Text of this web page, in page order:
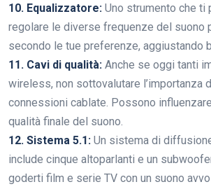
10. Equalizzatore: Uno strumento che ti
regolare le diverse frequenze del suono
secondo le tue preferenze, aggiustando
11. Cavi di qualità: Anche se oggi tanti
wireless, non sottovalutare l’importanza
connessioni cablate. Possono
qualità finale del suono.
12. Sistema 5.1: Un sistema di
include cinque altoparlanti e un
goderti film e serie TV con un suono